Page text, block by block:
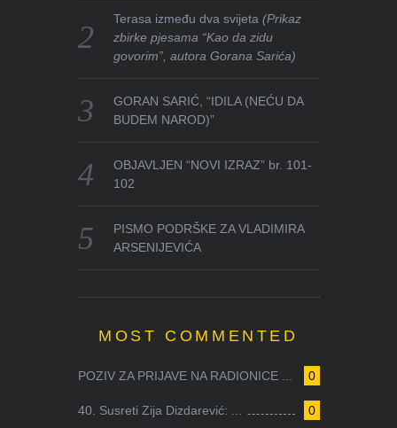
Terasa između dva svijeta(Prikaz
zbirke pjesama “Kao da zidu
govorim”, autora Gorana Sarića)
GORAN SARIĆ, “IDILA (NEĆU DA
BUDEM NAROD)”
OBJAVLJEN “NOVI IZRAZ” br. 101-
102
PISMO PODRŠKE ZA VLADIMIRA
ARSENIJEVIĆA
MOST COMMENTED
0
POZIV ZA PRIJAVE NA RADIONICE ...
0
40. Susreti Zija Dizdarević: ...